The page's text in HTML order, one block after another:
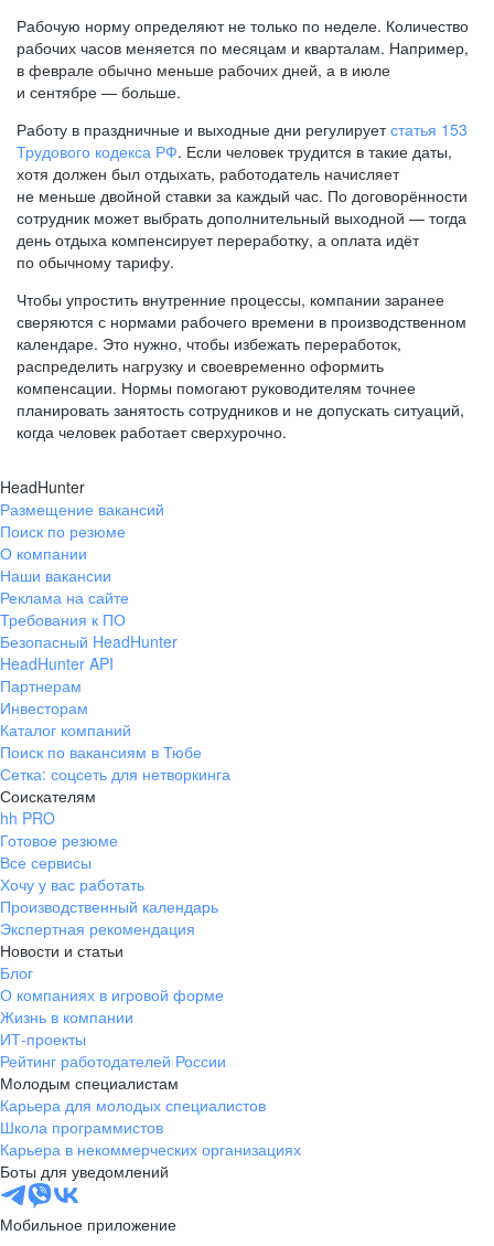
Рабочую норму определяют не только по неделе. Количество
рабочих часов меняется по месяцам и кварталам. Например,
в феврале обычно меньше рабочих дней, а в июле
и сентябре — больше.
Работу в праздничные и выходные дни регулируетстатья 153
Трудового кодекса РФ. Если человек трудится в такие даты,
хотя должен был отдыхать, работодатель начисляет
не меньше двойной ставки за каждый час. По договорённости
сотрудник может выбрать дополнительный выходной — тогда
день отдыха компенсирует переработку, а оплата идёт
по обычному тарифу.
Чтобы упростить внутренние процессы, компании заранее
сверяются с нормами рабочего времени в производственном
календаре. Это нужно, чтобы избежать переработок,
распределить нагрузку и своевременно оформить
компенсации. Нормы помогают руководителям точнее
планировать занятость сотрудников и не допускать ситуаций,
когда человек работает сверхурочно.
HeadHunter
Размещение вакансий
Поиск по резюме
О компании
Наши вакансии
Реклама на сайте
Требования к ПО
Безопасный HeadHunter
HeadHunter API
Партнерам
Инвесторам
Каталог компаний
Поиск по вакансиям в Тюбе
Сетка: соцсеть для нетворкинга
Соискателям
hh PRO
Готовое резюме
Все сервисы
Хочу у вас работать
Производственный календарь
Экспертная рекомендация
Новости и статьи
Блог
О компаниях в игровой форме
Жизнь в компании
ИТ-проекты
Рейтинг работодателей России
Молодым специалистам
Карьера для молодых специалистов
Школа программистов
Карьера в некоммерческих организациях
Боты для уведомлений
Мобильное приложение